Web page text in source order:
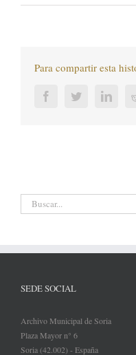
Para compartir esta
FacebookTwitter
Buscar:
SEDE SOCIAL
Archivo Municipal de Soria
Plaza Mayor n° 6
Soria (42.002) - España